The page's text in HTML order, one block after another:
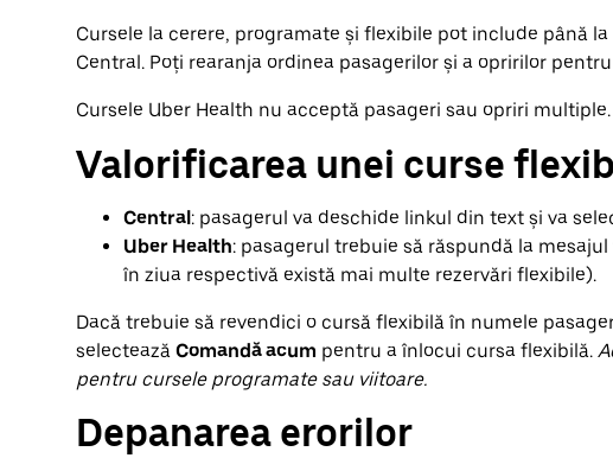
Cursele la cerere, programate și flexibile pot include până
Central. Poți rearanja ordinea pasagerilor și a opririlor
Cursele Uber Health nu acceptă pasageri sau opriri multiple.
Valorificarea unei curse
Central: pasagerul va deschide linkul din text și va
Uber Health: pasagerul trebuie să răspundă la
în ziua respectivă există mai multe rezervări flexibile).
Dacă trebuie să revendici o cursă flexibilă în numele
selectează Comandă acum pentru a înlocui cursa flexibilă.
pentru cursele programate sau viitoare.
Depanarea erorilor